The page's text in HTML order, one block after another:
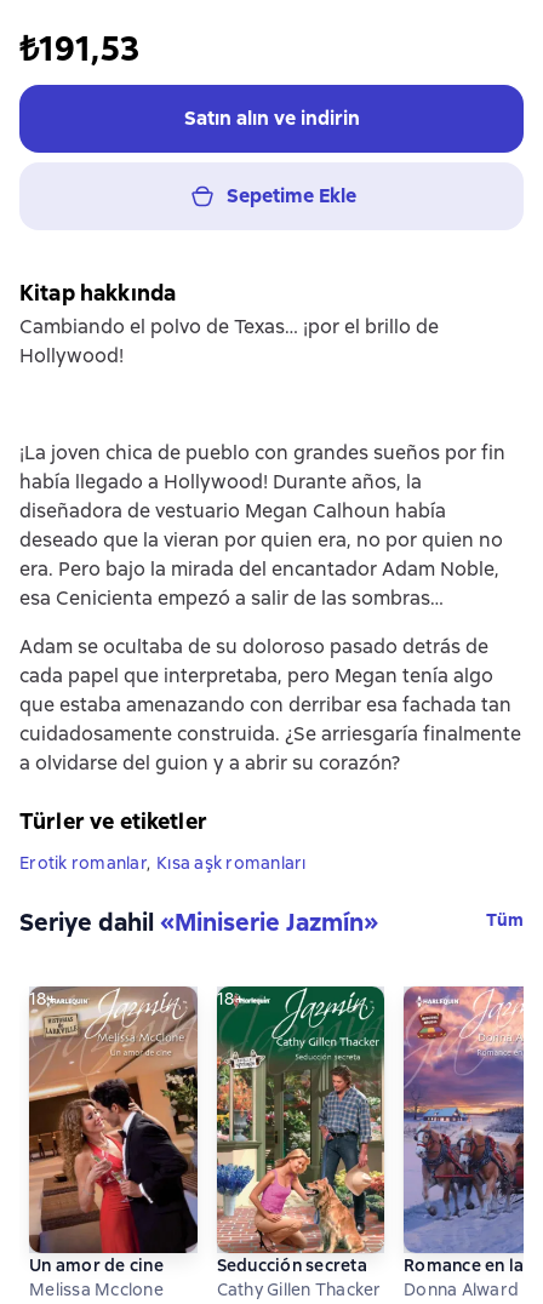
₺191,53
Satın alın ve indirin
Sepetime Ekle
Kitap hakkında
Cambiando el polvo de Texas… ¡por el brillo de
Hollywood!
¡La joven chica de pueblo con grandes sueños por fin
había llegado a Hollywood! Durante años, la
diseñadora de vestuario Megan Calhoun había
deseado que la vieran por quien era, no por quien no
era. Pero bajo la mirada del encantador Adam Noble,
esa Cenicienta empezó a salir de las sombras…
Adam se ocultaba de su doloroso pasado detrás de
cada papel que interpretaba, pero Megan tenía algo
que estaba amenazando con derribar esa fachada tan
cuidadosamente construida. ¿Se arriesgaría finalmente
a olvidarse del guion y a abrir su corazón?
Türler ve etiketler
Erotik romanlar, Kısa aşk romanları
Seriye dahil«Miniserie Jazmín» Tüm
18+
Un amor de cine
Melissa Mcclone
18+
Seducción secreta
Cathy Gillen Thacker
Romance en la
Donna Alward